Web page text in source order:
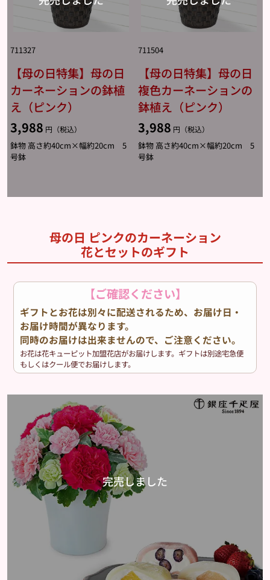
711327
【母の日特集】母の日
カーネーションの鉢植
え（ピンク）
3,988 円（税込）
鉢物 高さ約40cm×幅約20cm 5
号鉢
711504
【母の日特集】母の日
複色カーネーションの
鉢植え（ピンク）
3,988 円（税込）
鉢物 高さ約40cm×幅約20cm 5
号鉢
母の日 ピンクのカーネーション
花とセットのギフト
【ご確認ください】
ギフトとお花は別々に配送されるため、お届け日・
お届け時間が異なります。
同時のお届けは出来ませんので、ご注意ください。
お花は花キューピット加盟花店がお届けします。ギフトは別途宅急便
もしくはクール便でお届けします。